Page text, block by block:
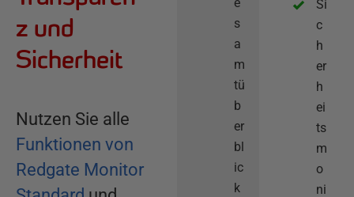
z und
Sicherheit
Nutzen Sie alle
Funktionen von
Redgate Monitor
s
a
m
tü
b
er
bl
ic
k
Si
c
h
er
h
ei
ts
m
o
ni